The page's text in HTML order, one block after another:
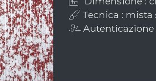
Tecnica :
Autenticazione